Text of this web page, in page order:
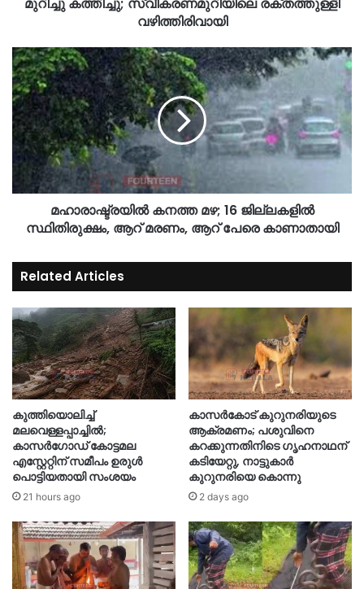
വഴിത്തിരിവായി
മഹാരാഷ്ട്രയിൽ കനത്ത മഴ; 16 ജില്ലകളിൽ
സ്ഥിതിരുക്ഷം, ആറ് മരണം, ആറ് പേരെ കാണാതായി
Related Articles
കുത്തിയൊലിച്ച്
മലവെള്ളപ്പാച്ചിൽ;
കാസർഗോഡ് കോട്ടമല
എസ്റ്റേറ്റിന് സമീപം ഉരുൾ
പൊട്ടിയതായി സംശയം
21 hours ago
കാസർകോട് കുറുനരിയുടെ
ആക്രമണം; പശുവിനെ
കറക്കുന്നതിനിടെ ഗൃഹനാഥന്
കടിയേറ്റു, നാട്ടുകാർ
കുറുനരിയെ കൊന്നു
2 days ago